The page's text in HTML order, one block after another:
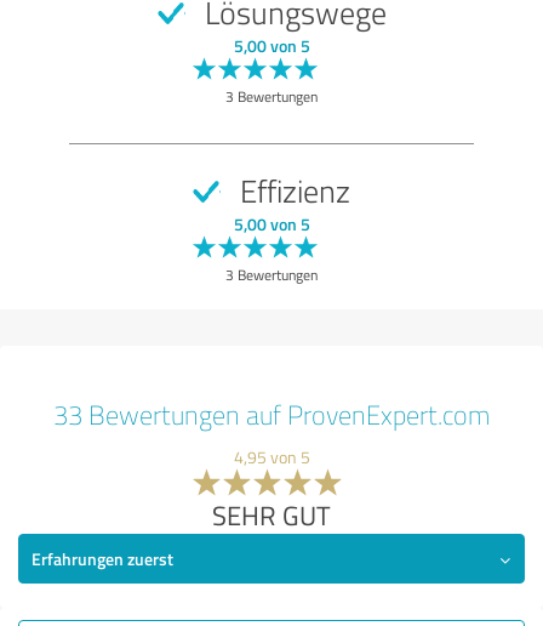
Lösungswege
5,00 von 5
3 Bewertungen
Effizienz
5,00 von 5
3 Bewertungen
33 Bewertungen auf ProvenExpert.com
4,95 von 5
SEHR GUT
Erfahrungen zuerst